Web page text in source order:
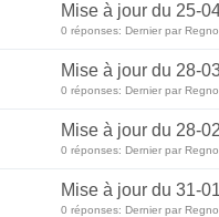
Mise à jour du 25-
0 réponses: Dernier par
Mise à jour du 28-
0 réponses: Dernier par
Mise à jour du 28-
0 réponses: Dernier par
Mise à jour du 31-
0 réponses: Dernier par